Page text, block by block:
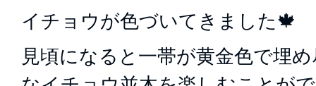
イチョウが色づいてきました🍁
見頃になると一帯が黄金色で埋